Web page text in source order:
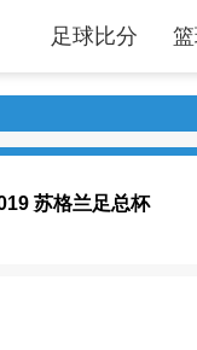
足球比分
苏格兰足总杯